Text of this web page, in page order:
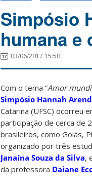
Simpósio
humana e
03/06/2017 15:50
Com o tema “Amor mundi
Simpósio Hannah
Catarina (UFSC) ocorreu
participação de cerca de
brasileiros, como Goiás,
organizado por três
Janaína Souza da Silva,
da professora Daiane